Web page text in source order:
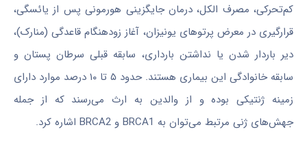
کم‌تحرکی، مصرف الکل، درمان جایگزینی هورمونی پس از یائسگی،
قرارگیری در معرض پرتوهای یونیزان، آغاز زودهنگام قاعدگی (منارک)،
دیر باردار شدن یا نداشتن بارداری، سابقه قبلی سرطان پستان و
سابقه خانوادگی این بیماری هستند. حدود ۵ تا ۱۰ درصد موارد دارای
زمینه ژنتیکی بوده و از والدین به ارث می‌رسند که از جمله
جهش‌های ژنی مرتبط می‌توان به BRCA1 و BRCA2 اشاره کرد.